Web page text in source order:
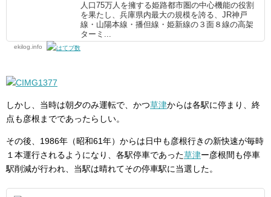
人口75万人を擁する姫路都市圏の中心機能の役割
を果たし、兵庫県内最大の規模を誇る、JR神戸
線・山陽本線・播但線・姫新線の３面８線の高架
ターミ...
ekilog.info
しかし、当時は朝夕のみ運転で、かつ草津からは各駅に停まり、終
点も彦根までであったらしい。
その後、1986年（昭和61年）からは日中も彦根行きの新快速が毎時
１本運行されるようになり、各駅停車であった草津ー彦根間も停車
駅削減が行われ、当駅は晴れてその停車駅に当選した。